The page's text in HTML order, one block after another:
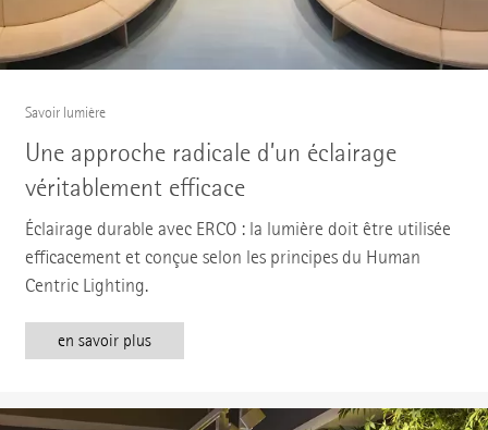
Savoir lumière
Une approche radicale d’un éclairage
véritablement efficace
Éclairage durable avec ERCO : la lumière doit être utilisée
efficacement et conçue selon les principes du Human
Centric Lighting.
en savoir plus